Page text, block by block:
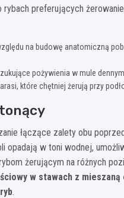
preferujących
na budowę anatomiczną
pożywienia w mule dennym
które chętniej żerują przy
łączące zalety obu
opadają w toni wodnej,
żerującym na różnych
w stawach z mieszaną
.